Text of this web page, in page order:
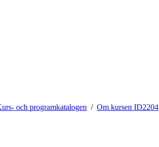
och programkatalogen Om kursen ID2204